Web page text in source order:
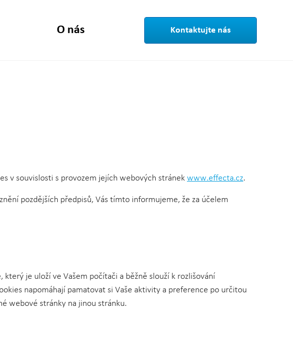
O nás Kontaktujte nás
v souvislosti s provozem jejích webových stránek www.effecta.cz.
pozdějších předpisů, Vás tímto informujeme, že za účelem
je uloží ve Vašem počítači a běžně slouží k rozlišování
napomáhají pamatovat si Vaše aktivity a preference po určitou
webové stránky na jinou stránku.